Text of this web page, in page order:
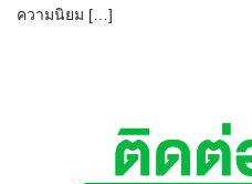
ความนิยม […]